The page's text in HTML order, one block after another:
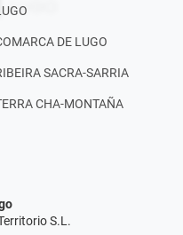
DE LUGO
SACRA-SARRIA
CHA-MONTAÑA
S.L.